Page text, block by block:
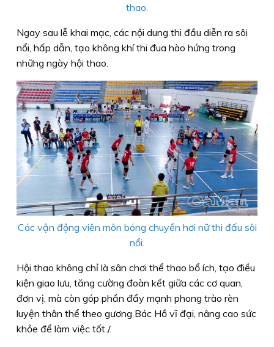
thao.
Ngay sau lễ khai mạc, các nội dung thi đầu diễn ra sôi
nổi, hấp dẫn, tạo không khí thi đua hào hứng trong
những ngày hội thao.
Các vận động viên môn bóng chuyền hơi nữ thi đấu sôi
nổi.
Hội thao không chỉ là sân chơi thể thao bổ ích, tạo điều
kiện giao lưu, tăng cường đoàn kết giữa các cơ quan,
đơn vị, mà còn góp phần đẩy mạnh phong trào rèn
luyện thân thể theo gương Bác Hồ vĩ đại, nâng cao sức
khỏe để làm việc tốt./.